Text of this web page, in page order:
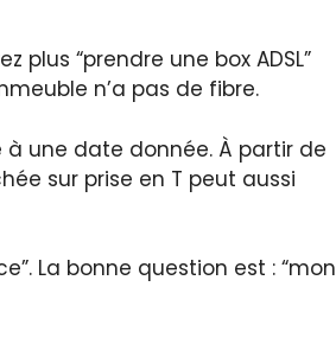
plus “prendre une box ADSL”
n’a pas de fibre.
une date donnée. À partir de
sur prise en T peut aussi
La bonne question est : “mon